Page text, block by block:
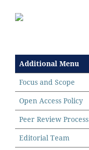
Additional Menu
Focus and Scope
Open Access Policy
Peer Review Process
Editorial Team